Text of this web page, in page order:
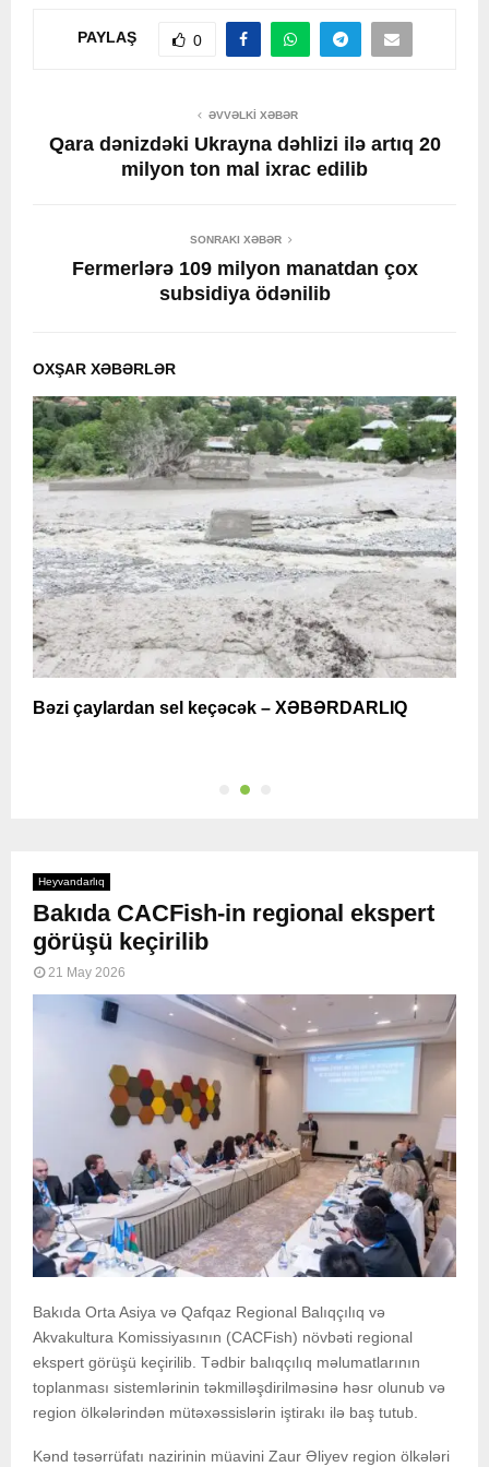
PAYLAŞ 0
ƏVVƏLKI XƏBƏR
Qara dənizdəki Ukrayna dəhlizi ilə artıq 20
milyon ton mal ixrac edilib
SONRAKI XƏBƏR
Fermerlərə 109 milyon manatdan çox
subsidiya ödənilib
OXŞAR XƏBƏRLƏR
Bəzi çaylardan sel keçəcək – XƏBƏRDARLIQ
Heyvandarlıq
Bakıda CACFish-in regional ekspert
görüşü keçirilib
21 May 2026
Bakıda Orta Asiya və Qafqaz Regional Balıqçılıq və
Akvakultura Komissiyasının (CACFish) növbəti regional
ekspert görüşü keçirilib. Tədbir balıqçılıq məlumatlarının
toplanması sistemlərinin təkmilləşdirilməsinə həsr olunub və
region ölkələrindən mütəxəssislərin iştirakı ilə baş tutub.
Kənd təsərrüfatı nazirinin müavini Zaur Əliyev region ölkələri